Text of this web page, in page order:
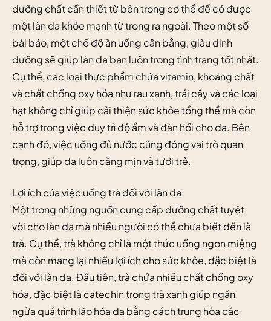
dưỡng chất cần thiết từ bên trong cơ thể để có được
một làn da khỏe mạnh từ trong ra ngoài. Theo một số
bài báo, một chế độ ăn uống cân bằng, giàu dinh
dưỡng sẽ giúp làn da bạn luôn trong tình trạng tốt nhất.
Cụ thể, các loại thực phẩm chứa vitamin, khoáng chất
và chất chống oxy hóa như rau xanh, trái cây và các loại
hạt không chỉ giúp cải thiện sức khỏe tổng thể mà còn
hỗ trợ trong việc duy trì độ ẩm và đàn hồi cho da. Bên
cạnh đó, việc uống đủ nước cũng đóng vai trò quan
trọng, giúp da luôn căng mịn và tươi trẻ.
Lợi ích của việc uống trà đối với làn da
Một trong những nguồn cung cấp dưỡng chất tuyệt
vời cho làn da mà nhiều người có thể chưa biết đến là
trà. Cụ thể, trà không chỉ là một thức uống ngon miệng
mà còn mang lại nhiều lợi ích cho sức khỏe, đặc biệt là
đối với làn da. Đầu tiên, trà chứa nhiều chất chống oxy
hóa, đặc biệt là catechin trong trà xanh giúp ngăn
ngừa quá trình lão hóa da bằng cách trung hòa các